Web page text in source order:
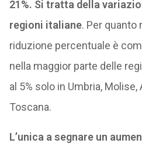
21%. Si tratta della
regioni italiane. Per quanto
riduzione percentuale è
nella maggior parte delle
al 5% solo in Umbria,
Toscana.
L’unica a segnare un